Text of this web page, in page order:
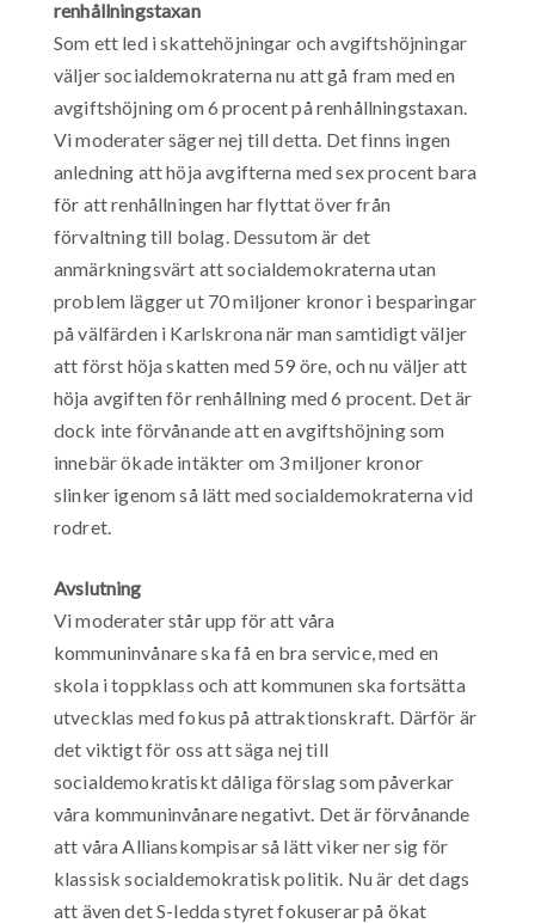
renhållningstaxan
Som ett led i skattehöjningar och avgiftshöjningar
väljer socialdemokraterna nu att gå fram med en
avgiftshöjning om 6 procent på renhållningstaxan.
Vi moderater säger nej till detta. Det finns ingen
anledning att höja avgifterna med sex procent bara
för att renhållningen har flyttat över från
förvaltning till bolag. Dessutom är det
anmärkningsvärt att socialdemokraterna utan
problem lägger ut 70 miljoner kronor i besparingar
på välfärden i Karlskrona när man samtidigt väljer
att först höja skatten med 59 öre, och nu väljer att
höja avgiften för renhållning med 6 procent. Det är
dock inte förvånande att en avgiftshöjning som
innebär ökade intäkter om 3 miljoner kronor
slinker igenom så lätt med socialdemokraterna vid
rodret.
Avslutning
Vi moderater står upp för att våra
kommuninvånare ska få en bra service, med en
skola i toppklass och att kommunen ska fortsätta
utvecklas med fokus på attraktionskraft. Därför är
det viktigt för oss att säga nej till
socialdemokratiskt dåliga förslag som påverkar
våra kommuninvånare negativt. Det är förvånande
att våra Allianskompisar så lätt viker ner sig för
klassisk socialdemokratisk politik. Nu är det dags
att även det S-ledda styret fokuserar på ökat